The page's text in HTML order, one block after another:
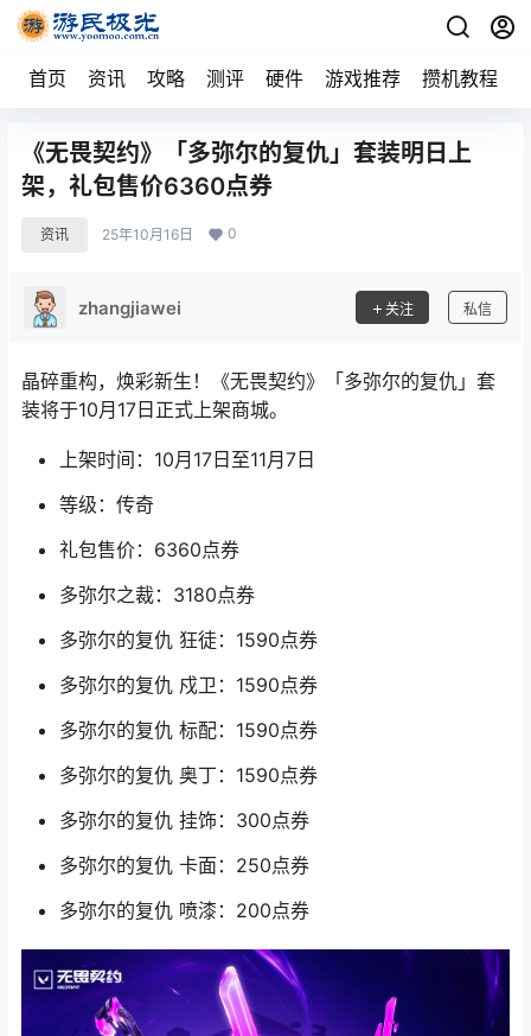
首页 资讯 攻略 测评 硬件 游戏推荐 攒机教程
《无畏契约》「多弥尔的复仇」套装明日上
架，礼包售价6360点券
资讯 25年10月16日 0
zhangjiawei 关注 私信
晶碎重构，焕彩新生！《无畏契约》「多弥尔的复仇」套
装将于10月17日正式上架商城。
上架时间：10月17日至11月7日
等级：传奇
礼包售价：6360点券
多弥尔之裁：3180点券
多弥尔的复仇 狂徒：1590点券
多弥尔的复仇 戍卫：1590点券
多弥尔的复仇 标配：1590点券
多弥尔的复仇 奥丁：1590点券
多弥尔的复仇 挂饰：300点券
多弥尔的复仇 卡面：250点券
多弥尔的复仇 喷漆：200点券